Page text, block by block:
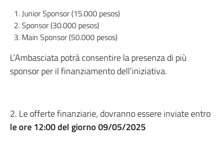
Junior Sponsor (15.000 pesos)
Sponsor (30.000 pesos)
Main Sponsor (50.000 pesos)
L’Ambasciata potrà consentire la presenza di più
sponsor per il finanziamento dell’iniziativa.
2. Le offerte finanziarie, dovranno essere inviate entro
le ore 12:00 del giorno 09/05/2025